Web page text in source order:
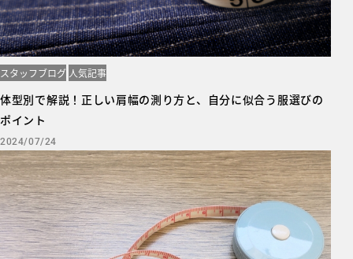
スタッフブログ 人気記事
体型別で解説！正しい肩幅の測り方と、自分に似合う服選びの
ポイント
2024/07/24